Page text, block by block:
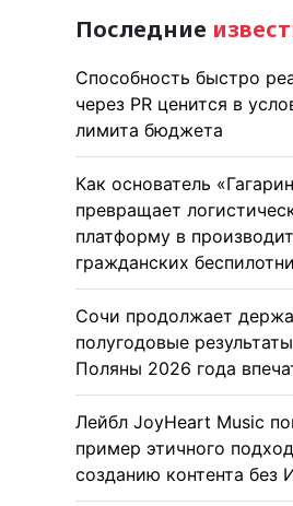
Последние
Способность быстро
через PR ценится в
лимита бюджета
Как основатель
превращает
платформу в
гражданских
Сочи продолжает
полугодовые
Поляны 2026 года
Лейбл JoyHeart Music
пример этичного
созданию контента без